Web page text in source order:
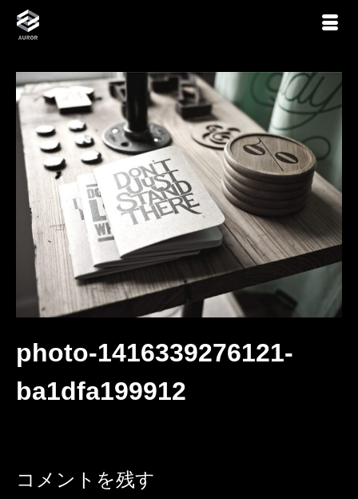
photo-1416339276121-
ba1dfa199912
コメントを残す